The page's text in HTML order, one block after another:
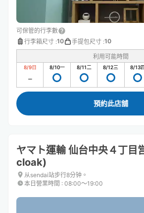
可保管的行李數
行李箱尺寸 :10 手提包尺寸 :10
利用可能時間
8/9日 8/10一 8/11二 8/12三 8/13
預約此店舖
ヤマト運輸 仙台中央４丁目
cloak)
从sendai站步行8分钟。
本日營業時間 : 08:00〜19:00